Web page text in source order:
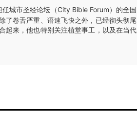
任城市圣经论坛（City Bible Forum）的全国
了卷舌严重、语速飞快之外，已经彻头彻尾
起来，他也特别关注植堂事工，以及在当代